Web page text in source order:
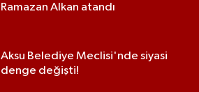
Ramazan Alkan atandı
Aksu Belediye Meclisi'nde siyasi
denge değişti!